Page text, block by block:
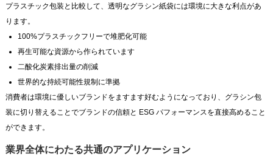
プラスチック包装と比較して、透明なグラシン紙袋には環境に大きな利点があ
ります。
100%プラスチックフリーで堆肥化可能
再生可能な資源から作られています
二酸化炭素排出量の削減
世界的な持続可能性規制に準拠
消費者は環境に優しいブランドをますます好むようになっており、グラシン包
装に切り替えることでブランドの信頼と ESG パフォーマンスを直接高めること
ができます。
業界全体にわたる共通のアプリケーション